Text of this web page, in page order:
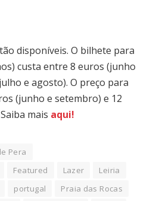
disponíveis. O bilhete para
custa entre 8 euros (junho
e agosto). O preço para
(junho e setembro) e 12
mais aqui!
Pera
Featured Lazer
Leiria
portugal
Praia das Rocas